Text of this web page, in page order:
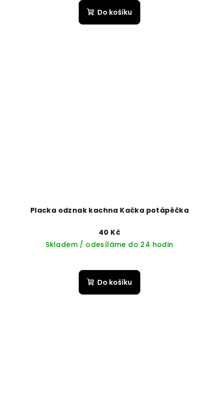
Do košíku
Placka odznak kachna Kačka potápěčka
40 Kč
Skladem / odesíláme do 24 hodin
Do košíku